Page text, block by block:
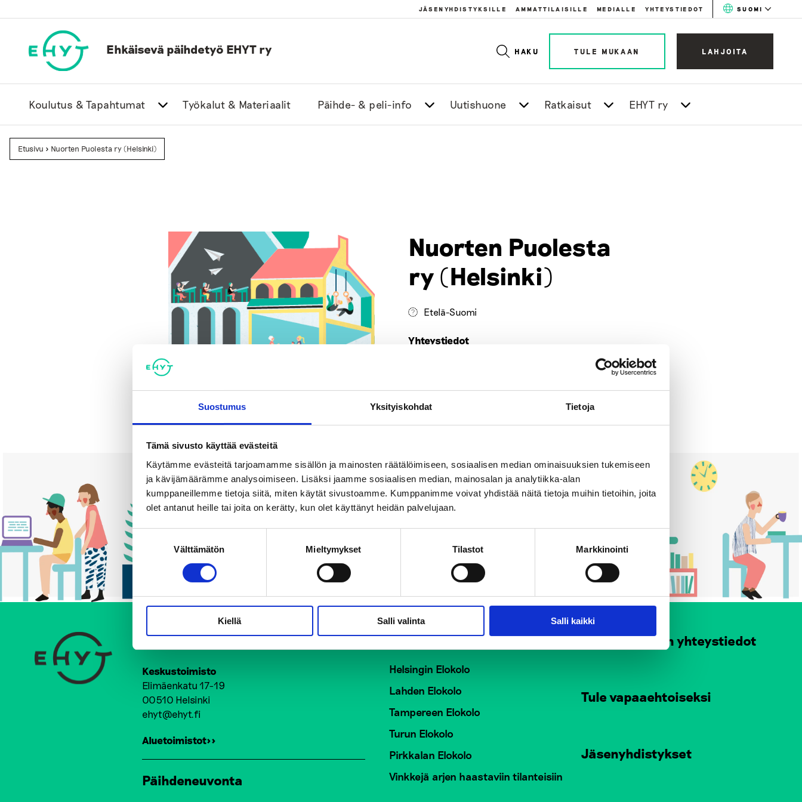
Suostumus Yksityiskohdat Tietoja
Tämä sivusto käyttää evästeitä
Käytämme evästeitä tarjoamamme sisällön ja mainosten räätälöimiseen, sosiaalisen median ominaisuuksien tukemiseen
ja kävijämäärämme analysoimiseen. Lisäksi jaamme sosiaalisen median, mainosalan ja analytiikka-alan
kumppaneillemme tietoja siitä, miten käytät sivustoamme. Kumppanimme voivat yhdistää näitä tietoja muihin tietoihin, joita
olet antanut heille tai joita on kerätty, kun olet käyttänyt heidän palvelujaan.
Suostumuksen
valinta
Välttämätön Mieltymykset Tilastot Markkinointi
Kiellä Salli valinta Salli kaikki
to
JÄSENYHDISTYKSILLE AMMATTILAISILLE MEDIALLE YHTEYSTIEDOT SUOMI
Ehkäisevä päihdetyö EHYT ry HAKU TULE MUKAAN LAHJOITA
Koulutus & Tapahtumat Työkalut & Materiaalit Päihde- & peli-info Uutishuone Ratkaisut EHYT ry
Etusivu > Nuorten Puolesta ry (Helsinki)
Nuorten Puolesta
ry (Helsinki)
Etelä-Suomi
Yhteystiedot
Ehkäisevä päihdetyö EHYT ry
Keskustoimisto
Elimäenkatu 17-19
00510 Helsinki
ehyt@ehyt.fi
Aluetoimistot>>
Päihdeneuvonta
Elokolo-kohtaamispaikat
Helsingin Elokolo
Lahden Elokolo
Tampereen Elokolo
Turun Elokolo
Pirkkalan Elokolo
Vinkkejä arjen haastaviin tilanteisiin
Henkilökunnan yhteystiedot
Tule vapaaehtoiseksi
Jäsenyhdistykset